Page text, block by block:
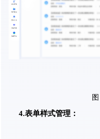
4.表单样式管理：